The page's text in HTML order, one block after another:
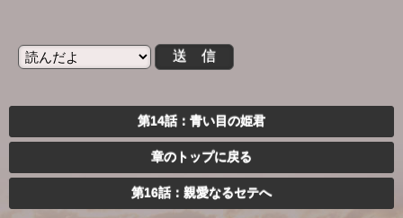
第14話：青い目の姫君
章のトップに戻る
第16話：親愛なるセテへ